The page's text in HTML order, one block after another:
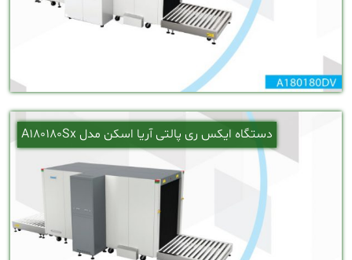
دستگاه ایکس ری پالتی آریا اسکن مدل A180180Sx